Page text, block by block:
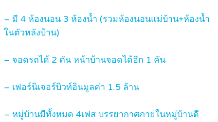
– มี 4 ห้องนอน 3 ห้องน้ำ (รวมห้องนอนแม่บ้าน+ห้องน้ำ
ในตัวหลังบ้าน)
– จอดรถได้ 2 คัน หน้าบ้านจอดได้อีก 1 คัน
– เฟอร์นิเจอร์บิวท์อินมูลค่า 1.5 ล้าน
– หมู่บ้านมีทั้งหมด 4เฟส บรรยากาศภายในหมู่บ้านดี